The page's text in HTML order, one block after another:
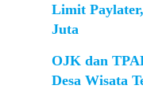
Limit
Juta
OJK dan
Desa Wisata